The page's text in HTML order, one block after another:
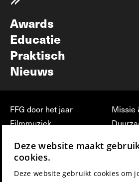
Awards
Educatie
Praktisch
Nieuws
FFG door het jaar
Filmmuziek
Press & Industry
Film Fest Friends
Missie
Deze website maakt
cookies.
Deze website gebruikt cookies om